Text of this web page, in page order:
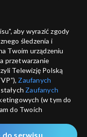
ANULUJ
aby wyrazić zgody
śledzenia i
Twoim urządzeniu
przetwarzanie
Telewizję Polską
Zaufanych
Zaufanych
(w tym do
do Twoich
na udostępnianie
do serwisu